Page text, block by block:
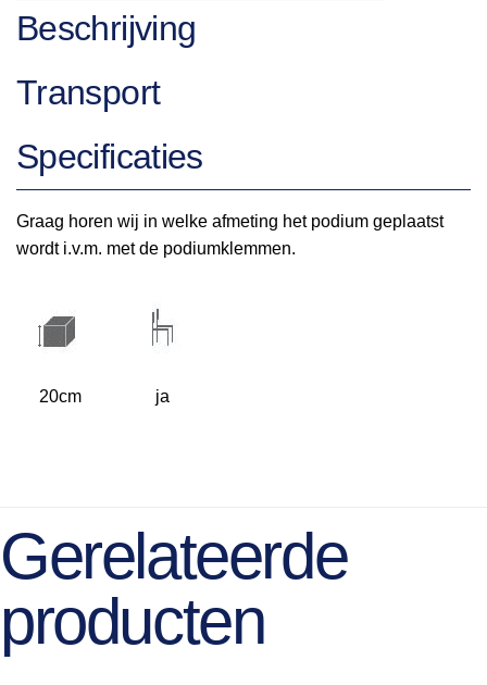
Beschrijving
Transport
Specificaties
Graag horen wij in welke afmeting het podium geplaatst
wordt i.v.m. met de podiumklemmen.
20cm ja
Gerelateerde
producten